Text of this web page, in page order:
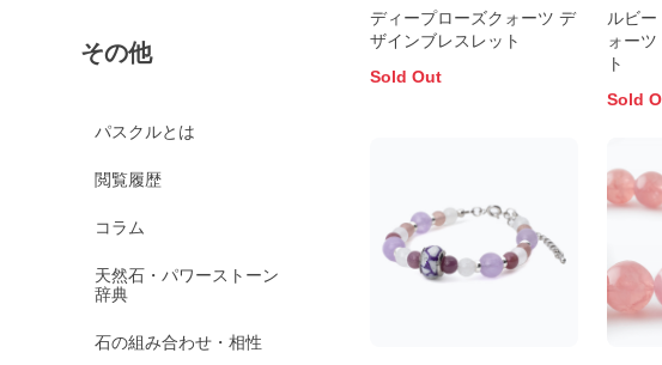
その他
パスクルとは
閲覧履歴
コラム
天然石・パワーストーン
辞典
石の組み合わせ・相性
ディープローズクォーツ デ
ザインブレスレット
Sold Out
ルビー
ォー
ト
Sold